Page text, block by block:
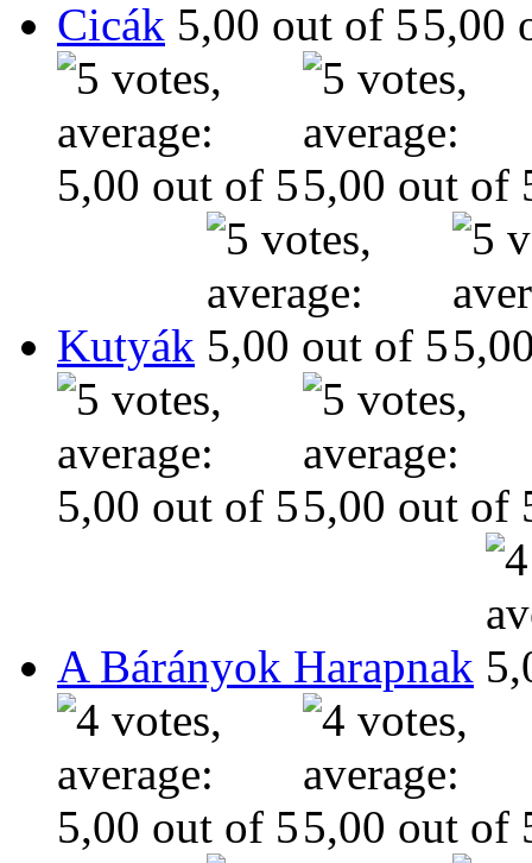
Cicák
Kutyák
A Bárányok Harapnak